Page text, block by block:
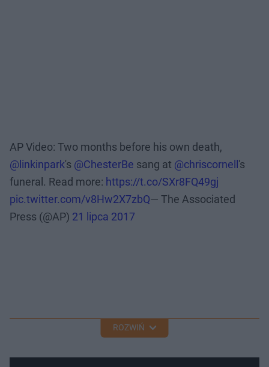
AP Video: Two months before his own death,
@linkinpark's @ChesterBe sang at @chriscornell's
funeral. Read more: https://t.co/SXr8FQ49gj
pic.twitter.com/v8Hw2X7zbQ— The Associated
Press (@AP) 21 lipca 2017
ROZWIŃ